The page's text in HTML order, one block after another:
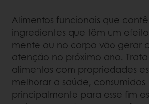
Alimentos funcionais que
ingredientes que têm um
mente ou no corpo vão gerar
atenção no próximo ano.
alimentos com propriedades
melhorar a saúde, consumidos
principalmente para esse fim